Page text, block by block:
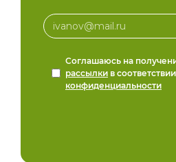
Соглашаюсь на
рассылки в
конфиденциальности